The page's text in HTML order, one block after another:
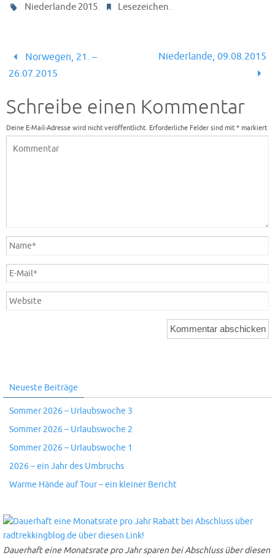
Niederlande 2015. Lesezeichen.
Norwegen, 21. –
26.07.2015
Niederlande, 09.08.2015
Schreibe einen Kommentar
Deine E-Mail-Adresse wird nicht veröffentlicht. Erforderliche Felder sind mit * markiert
Neueste Beiträge
Sommer 2026 – Urlaubswoche 3
Sommer 2026 – Urlaubswoche 2
Sommer 2026 – Urlaubswoche 1
2026 – ein Jahr des Umbruchs
Warme Hände auf Tour – ein kleiner Bericht
Dauerhaft eine Monatsrate pro Jahr sparen bei Abschluss über diesen